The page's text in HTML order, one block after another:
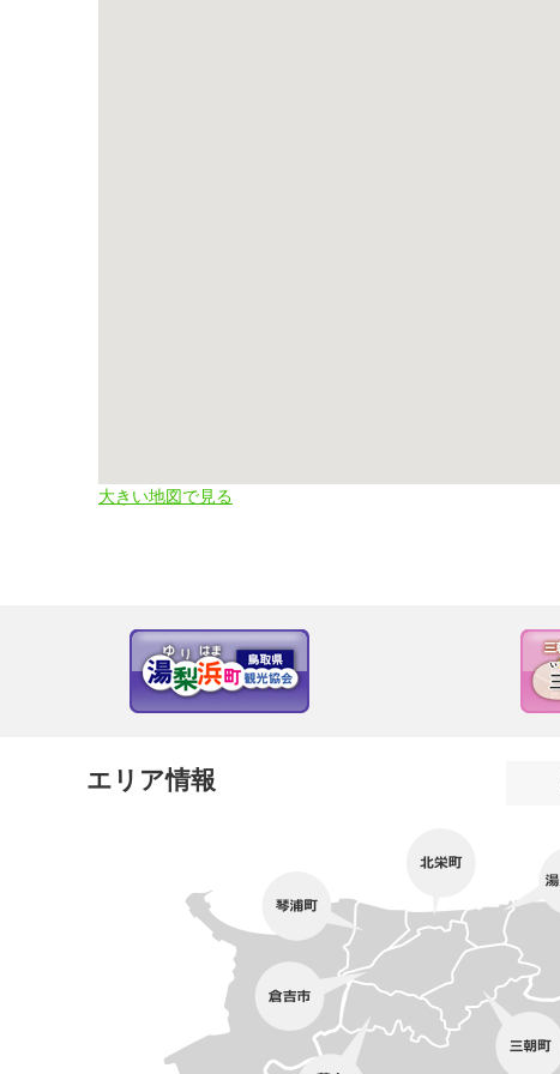
大きい地図で見る
エリア情報